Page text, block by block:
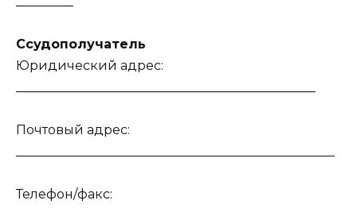
Ссудополучатель
Юридический адрес:
Почтовый адрес:
Телефон/факс: